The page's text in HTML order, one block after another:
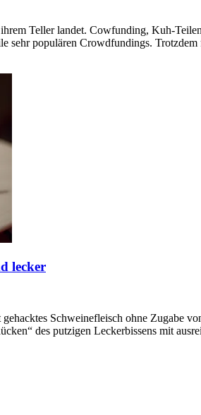
Teller landet. Cowfunding, Kuh-
sehr populären Crowdfundings.
lecker
Schweinefleisch ohne Zugabe
des putzigen Leckerbissens mit